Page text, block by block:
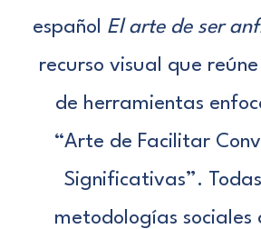
español El arte de ser
recurso visual que
de herramientas
“Arte de Facilitar
Significativas”.
metodologías